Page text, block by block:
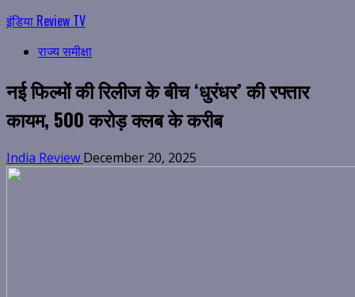
इंडिया Review TV
राज्य समीक्षा
नई फिल्मों की रिलीज के बीच ‘धुरंधर’ की रफ्तार
कायम, 500 करोड़ क्लब के करीब
India Review December 20, 2025